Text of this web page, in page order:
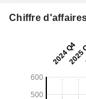
Chiffre